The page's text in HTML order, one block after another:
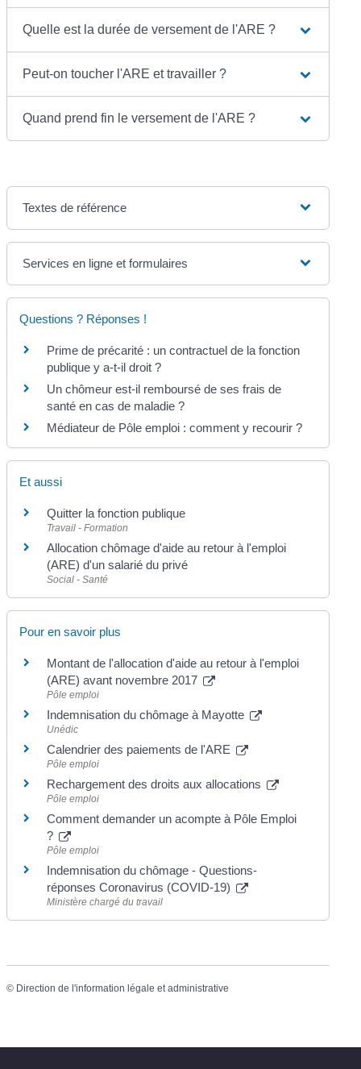
Quelle est la durée de versement de l'ARE ?
Peut-on toucher l'ARE et travailler ?
Quand prend fin le versement de l'ARE ?
Textes de référence
Services en ligne et formulaires
Questions ? Réponses !
Prime de précarité : un contractuel de la fonction
publique y a-t-il droit ?
Un chômeur est-il remboursé de ses frais de
santé en cas de maladie ?
Médiateur de Pôle emploi : comment y recourir ?
Et aussi
Quitter la fonction publique
Travail - Formation
Allocation chômage d'aide au retour à l'emploi
(ARE) d'un salarié du privé
Social - Santé
Pour en savoir plus
Montant de l'allocation d'aide au retour à l'emploi
(ARE) avant novembre 2017
Pôle emploi
Indemnisation du chômage à Mayotte
Unédic
Calendrier des paiements de l'ARE
Pôle emploi
Rechargement des droits aux allocations
Pôle emploi
Comment demander un acompte à Pôle Emploi
?
Pôle emploi
Indemnisation du chômage - Questions-
réponses Coronavirus (COVID-19)
Ministère chargé du travail
© Direction de l'information légale et administrative